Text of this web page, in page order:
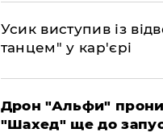
​Усик виступив із
танцем" у кар'єрі
​Дрон "Альфи"
"Шахед" ще до